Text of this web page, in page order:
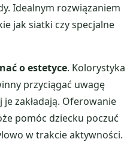
Idealnym rozwiązaniem
jak siatki czy specjalne
o estetyce. Kolorystyka
przyciągać uwagę
zakładają. Oferowanie
pomóc dziecku poczuć
w trakcie aktywności.